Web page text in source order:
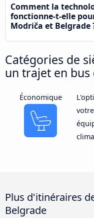
Comment la
fonctionne-t-elle
Modriča et Belgrade
Catégories de
un trajet en
Économique
Plus d'itinéraires
Belgrade